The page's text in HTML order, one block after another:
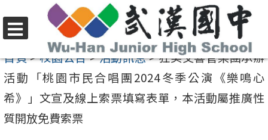
至
要
內
容
選
單
首頁>校園公告>活動訊息>狂美交響管樂團承辦
活動「桃園市民合唱團2024冬季公演《樂鳴心
希》」文宣及線上索票填寫表單，本活動屬推廣性
質開放免費索票